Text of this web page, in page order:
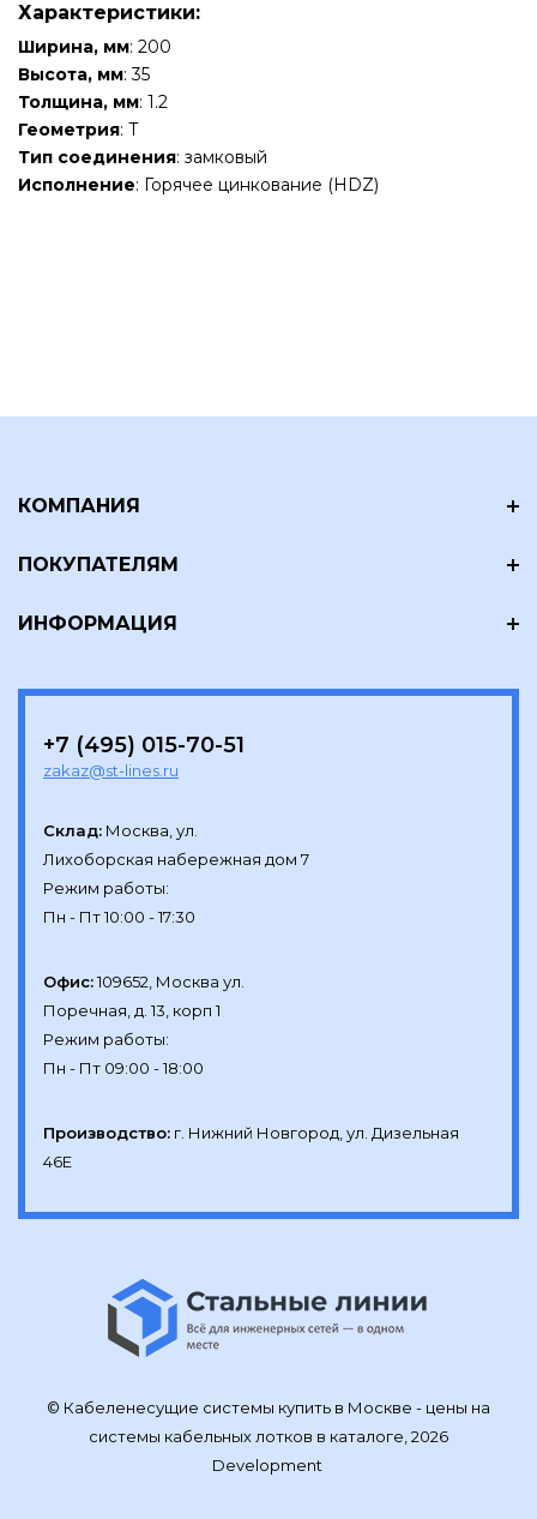
Характеристики:
Ширина, мм: 200
Высота, мм: 35
Толщина, мм: 1.2
Геометрия: Т
Тип соединения: замковый
Исполнение: Горячее цинкование (HDZ)
КОМПАНИЯ
ПОКУПАТЕЛЯМ
ИНФОРМАЦИЯ
+7 (495) 015-70-51
zakaz@st-lines.ru
Склад: Москва, ул.
Лихоборская набережная дом 7
Режим работы:
Офис:109652, Москва ул.
Поречная, д. 13, корп 1
Режим работы:
Производство: г. Нижний Новгород, ул. Дизельная
46Е
© Кабеленесущие системы купить в Москве - цены на
системы кабельных лотков в каталоге, 2026
Development